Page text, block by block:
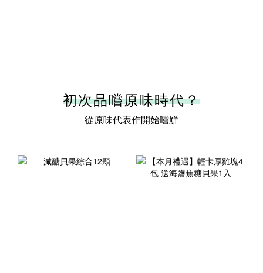
初次品嚐原味時代？
從原味代表作開始嚐鮮